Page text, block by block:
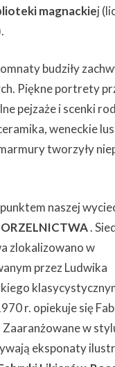
magnackiej
budziły
Piękne portrety
pejzaże i scenki
weneckie
tworzyły
naszej
.
zlokalizowano w
przez Ludwika
r. opiekuje się
w
eksponaty